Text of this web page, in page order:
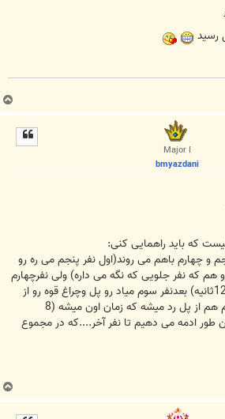
رسيد
ب
ا
Major I
bmyazdani
که باید راهمایی کنی:
و چهارم باهم می روند(اول نفر پنجم می ره رو
هم که نفر جلویی که نگه می داره) ولی نفرچهارم
از پل رد نمیشه(تا اینجا شد 12ثانیه) بعدنفر سوم میاد رو پل وچراغ قوه رو از
نفر سوم می گیره و نفر چهارم هم از پل رد میشه که زمان اون میشه (8
و همین طور ادمه می دهیم تا نفر آخر....که در مجموع
ب
ا